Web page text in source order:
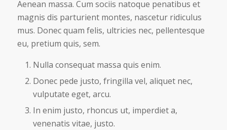
Aenean massa. Cum sociis natoque penatibus et
magnis dis parturient montes, nascetur ridiculus
mus. Donec quam felis, ultricies nec, pellentesque
eu, pretium quis, sem.
Nulla consequat massa quis enim.
Donec pede justo, fringilla vel, aliquet nec,
vulputate eget, arcu.
In enim justo, rhoncus ut, imperdiet a,
venenatis vitae, justo.